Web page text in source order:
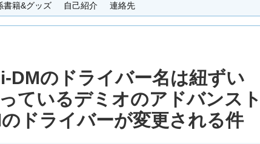
書籍&グッズ 自己紹介 連絡先
DMのドライバー名は紐ずい
ているデミオのアドバンスト
ドライバーが変更される件